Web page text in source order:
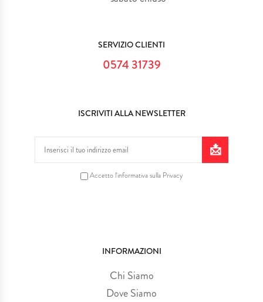
SERVIZIO CLIENTI
0574 31739
ISCRIVITI ALLA NEWSLETTER
Accetto l'informativa sulla Privacy
INFORMAZIONI
Chi Siamo
Dove Siamo